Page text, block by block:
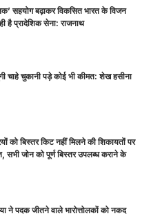
सहयोग बढ़ाकर विकसित भारत के विजन
है प्रादेशिक सेना: राजनाथ
चाहे चुकानी पड़े कोई भी कीमत: शेख हसीना
को बिस्तर किट नहीं मिलने की शिकायतों पर
सभी जोन को पूर्ण बिस्तर उपलब्ध कराने के
ने पदक जीतने वाले भारोत्तोलकों को नकद